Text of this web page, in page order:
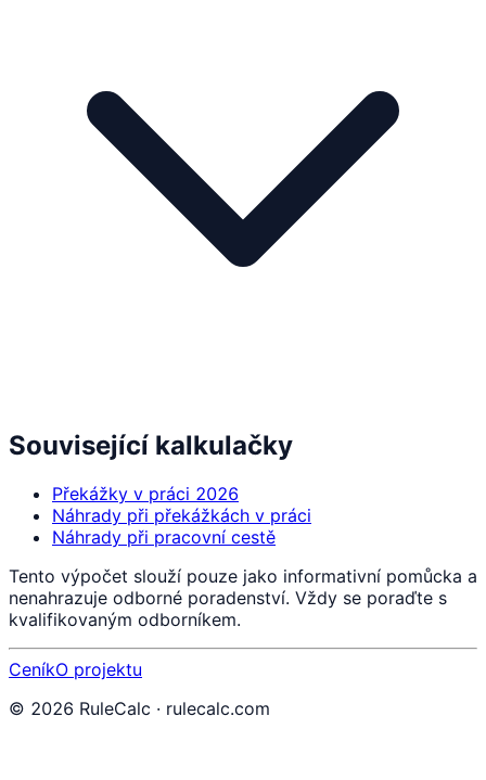
Související kalkulačky
Překážky v práci 2026
Náhrady při překážkách v práci
Náhrady při pracovní cestě
Tento výpočet slouží pouze jako informativní pomůcka a
nenahrazuje odborné poradenství. Vždy se poraďte s
kvalifikovaným odborníkem.
CeníkO projektu
© 2026 RuleCalc · rulecalc.com